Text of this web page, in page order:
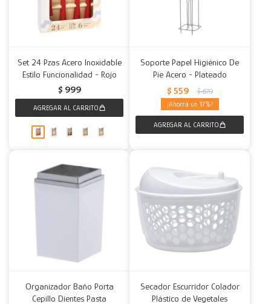
Set 24 Pzas Acero Inoxidable
Estilo Funcionalidad - Rojo
$ 999
Soporte Papel Higiénico De
Pie Acero - Plateado
$ 559 $ 679
17
Organizador Baño Porta
Cepillo Dientes Pasta
Secador Escurridor Colador
Plástico de Vegetales